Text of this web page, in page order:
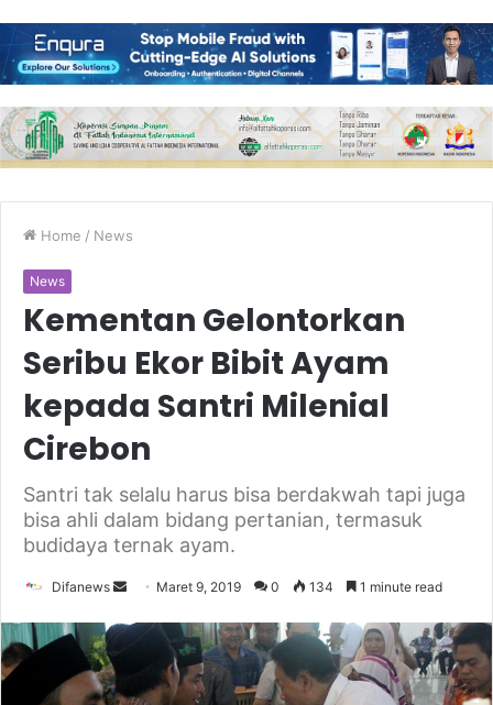
Home / News
News
Kementan Gelontorkan
Seribu Ekor Bibit Ayam
kepada Santri Milenial
Cirebon
Santri tak selalu harus bisa berdakwah tapi juga
bisa ahli dalam bidang pertanian, termasuk
budidaya ternak ayam.
Difanews
Send
email
Maret 9, 2019 0 134 1 minute read